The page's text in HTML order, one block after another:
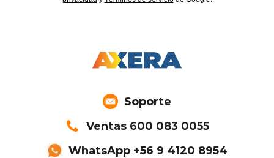
Soporte
Ventas 600 083 0055
WhatsApp +56 9 4120 8954